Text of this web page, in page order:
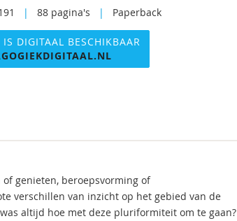
| 88 pagina's | Paperback
IS DIGITAAL BESCHIKBAAR
genieten, beroepsvorming of
verschillen van inzicht op het gebied van de
altijd hoe met deze pluriformiteit om te gaan?